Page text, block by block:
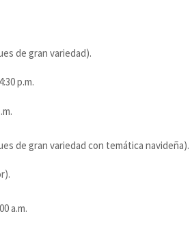
de gran variedad).
p.m.
de gran variedad con temática navideña).
a.m.